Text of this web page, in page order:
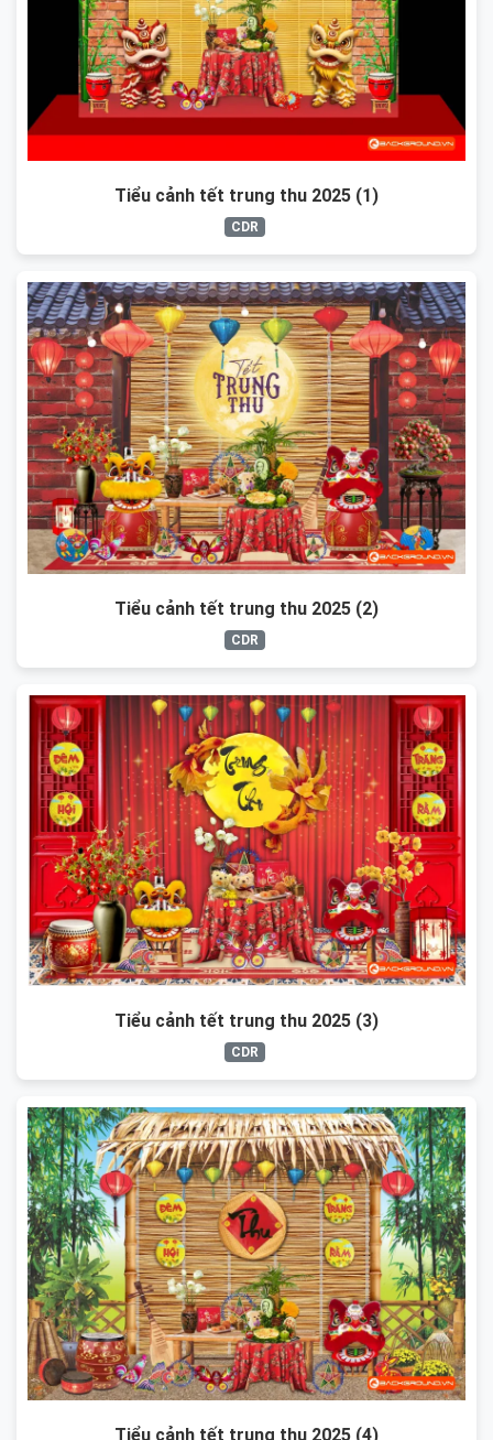
Tiểu cảnh tết trung thu 2025 (1)
CDR
Tiểu cảnh tết trung thu 2025 (2)
CDR
Tiểu cảnh tết trung thu 2025 (3)
CDR
Tiểu cảnh tết trung thu 2025 (4)